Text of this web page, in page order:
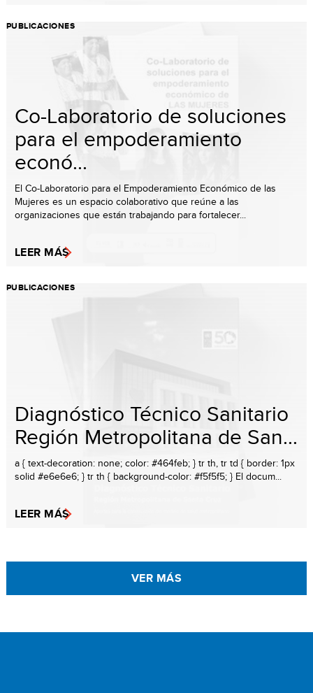
PUBLICACIONES
Co-Laboratorio de soluciones
para el empoderamiento
econó...
El Co-Laboratorio para el Empoderamiento Económico de las
Mujeres es un espacio colaborativo que reúne a las
organizaciones que están trabajando para fortalecer...
LEER MÁS
PUBLICACIONES
Diagnóstico Técnico Sanitario
Región Metropolitana de San...
a { text-decoration: none; color: #464feb; } tr th, tr td { border: 1px
solid #e6e6e6; } tr th { background-color: #f5f5f5; } El docum...
LEER MÁS
VER MÁS